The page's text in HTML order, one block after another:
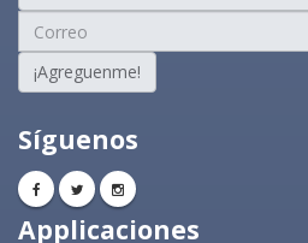
¡Agreguenme!
Síguenos
Applicaciones